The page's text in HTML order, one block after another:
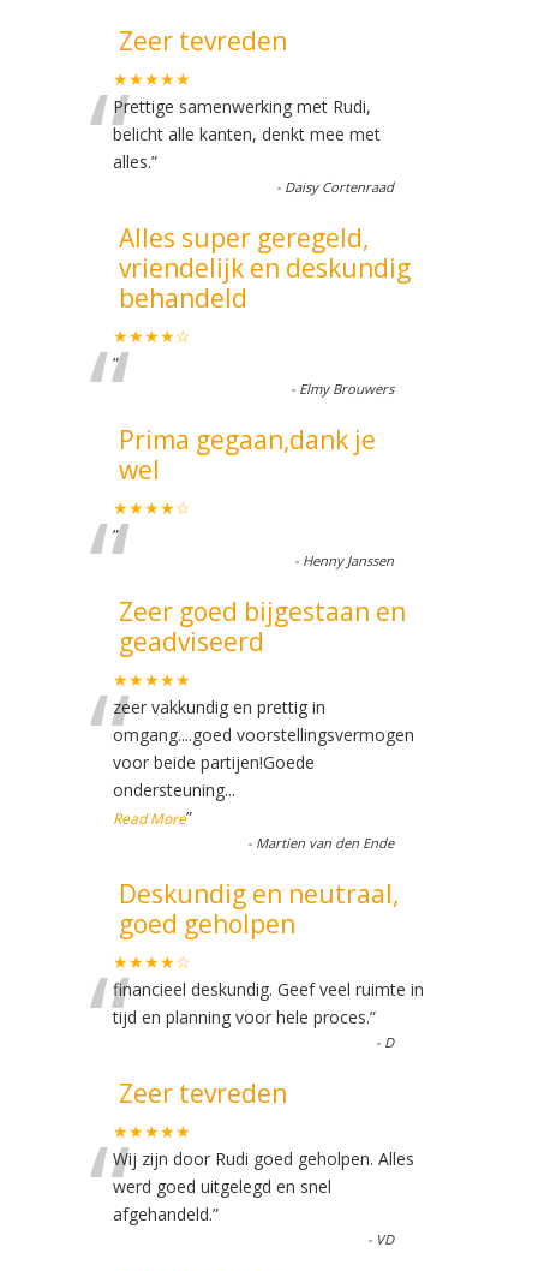
Zeer tevreden
★★★★★
“Prettige samenwerking met Rudi,
belicht alle kanten, denkt mee met
alles.”
- Daisy Cortenraad
Alles super geregeld,
vriendelijk en deskundig
behandeld
★★★★☆
“
”
- Elmy Brouwers
Prima gegaan,dank je
wel
★★★★☆
“
”
- Henny Janssen
Zeer goed bijgestaan en
geadviseerd
★★★★★
“zeer vakkundig en prettig in
omgang....goed voorstellingsvermogen
voor beide partijen!Goede
ondersteuning...
Read More”
- Martien van den Ende
Deskundig en neutraal,
goed geholpen
★★★★☆
“financieel deskundig. Geef veel ruimte in
tijd en planning voor hele proces.”
- D
Zeer tevreden
★★★★★
“Wij zijn door Rudi goed geholpen. Alles
werd goed uitgelegd en snel
afgehandeld.”
- VD